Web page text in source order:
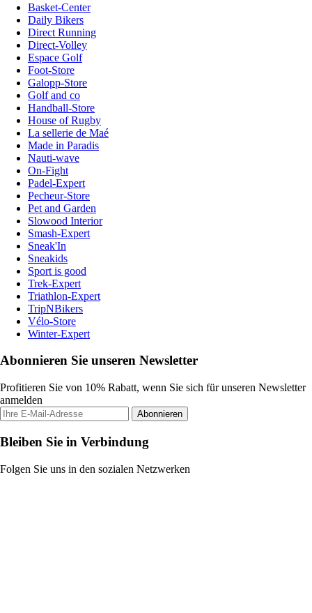
Basket-Center
Daily Bikers
Direct Running
Direct-Volley
Espace Golf
Foot-Store
Galopp-Store
Golf and co
Handball-Store
House of Rugby
La sellerie de Maé
Made in Paradis
Nauti-wave
On-Fight
Padel-Expert
Pecheur-Store
Pet and Garden
Slowood Interior
Smash-Expert
Sneak'In
Sneakids
Sport is good
Trek-Expert
Triathlon-Expert
TripNBikers
Vélo-Store
Winter-Expert
Abonnieren Sie unseren Newsletter
Profitieren Sie von 10% Rabatt, wenn Sie sich für unseren Newsletter
anmelden
Abonnieren
Bleiben Sie in Verbindung
Folgen Sie uns in den sozialen Netzwerken